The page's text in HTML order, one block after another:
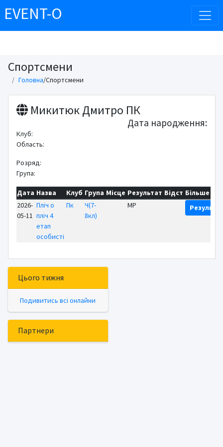
EVENT-O
Спортсмени
Головна/Спортсмени
Микитюк Дмитро ПК
Дата народження:
Клуб:
Область:
Розряд:
Група:
Дата Назва Клуб Група Місце Результат Відст Більше
2026-
05-11
Пліч о
пліч 4
етап
особисті
Пк
Ч(7-
8кл)
MP
Цього тижня
Подивитись всі онлайни
Партнери